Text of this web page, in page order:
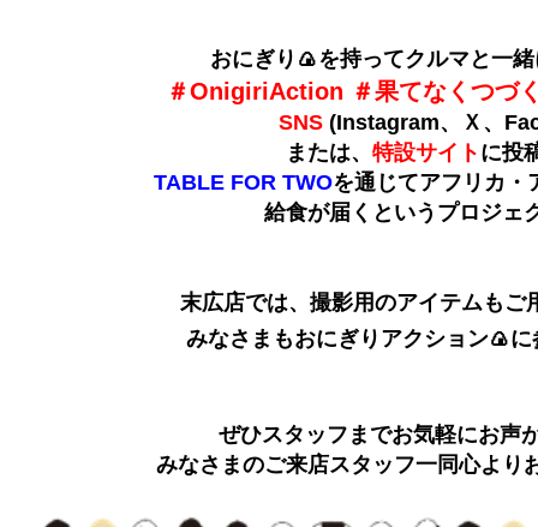
おにぎり🍙を持ってクルマと一
＃OnigiriAction ＃果てなくつづ
SNS(Instagram、Ｘ、
または、 特設サイト に投
TABLE FOR TWOを通じてアフリカ・
給食が届くというプロジェ
末広店では、撮影用のアイテムもご
みなさまもおにぎりアクション🍙
ぜひスタッフまでお気軽にお声
みなさまのご来店スタッフ一同心より